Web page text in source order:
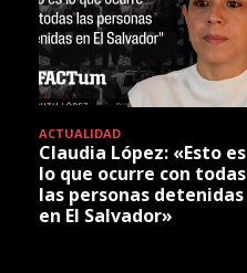
ACTUALIDAD
Claudia López: «Esto es
lo que ocurre con todas
las personas detenidas
en El Salvador»